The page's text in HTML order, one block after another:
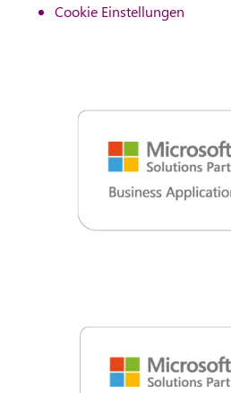
Cookie Einstellungen